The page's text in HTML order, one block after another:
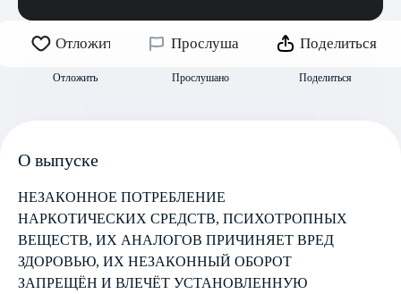
Отложить
Отложить
Прослушано
Прослушано
Поделиться
Поделиться
О выпуске
НЕЗАКОННОЕ ПОТРЕБЛЕНИЕ
НАРКОТИЧЕСКИХ СРЕДСТВ, ПСИХОТРОПНЫХ
ВЕЩЕСТВ, ИХ АНАЛОГОВ ПРИЧИНЯЕТ ВРЕД
ЗДОРОВЬЮ, ИХ НЕЗАКОННЫЙ ОБОРОТ
ЗАПРЕЩЁН И ВЛЕЧЁТ УСТАНОВЛЕННУЮ